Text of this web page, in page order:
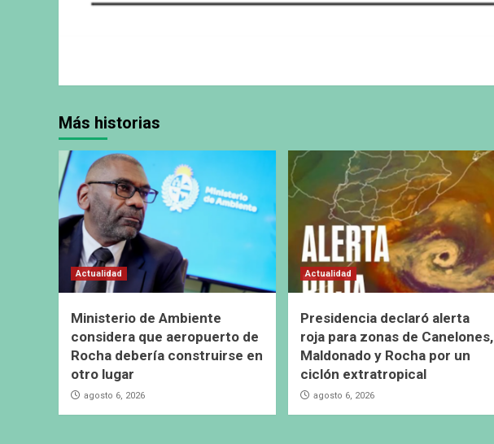
Más historias
Actualidad
Ministerio de Ambiente
considera que aeropuerto de
Rocha debería construirse en
otro lugar
agosto 6, 2026
Actualidad
Presidencia declaró alerta
roja para zonas de Canelones,
Maldonado y Rocha por un
ciclón extratropical
agosto 6, 2026